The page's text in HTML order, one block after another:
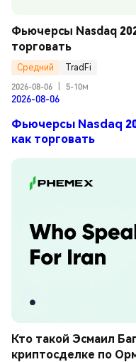
Фьючерсы Nasdaq
торговать
Средний
TradFi
2026-08-06
5-10м
2026-08-06
Фьючерсы Nasdaq
как торговать
Кто такой Эсмаил
криптосделке по